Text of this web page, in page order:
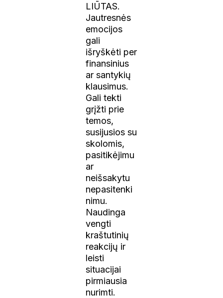
LIŪTAS.
Jautresnės
emocijos
gali
išryškėti per
finansinius
ar santykių
klausimus.
Gali tekti
grįžti prie
temos,
susijusios su
skolomis,
pasitikėjimu
ar
neišsakytu
nepasitenki
nimu.
Naudinga
vengti
kraštutinių
reakcijų ir
leisti
situacijai
pirmiausia
nurimti.